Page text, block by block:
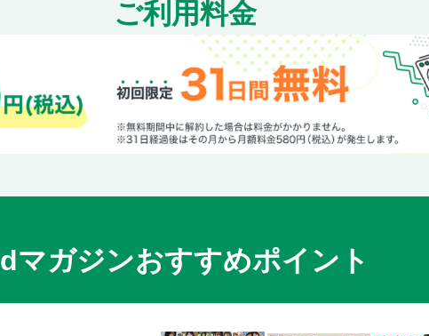
ご利用料金
dマガジンおすすめポイント